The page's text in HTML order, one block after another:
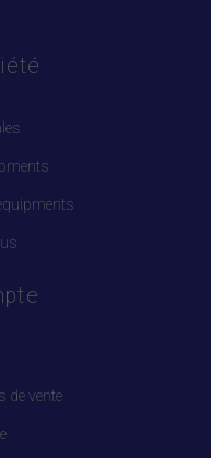
de vente